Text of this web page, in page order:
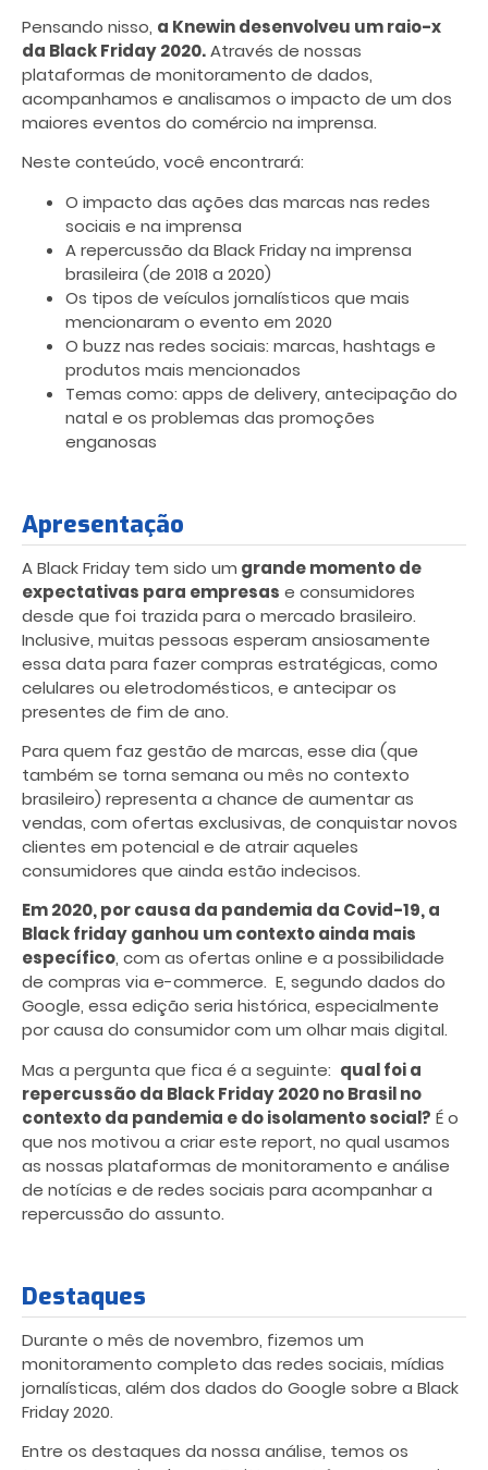
Pensando nisso, a Knewin desenvolveu um raio-x
da Black Friday 2020.Através de nossas
plataformas de monitoramento de dados,
acompanhamos e analisamos o impacto de um dos
maiores eventos do comércio na imprensa.
Neste conteúdo, você encontrará:
O impacto das ações das marcas nas redes
sociais e na imprensa
A repercussão da Black Friday na imprensa
brasileira (de 2018 a 2020)
Os tipos de veículos jornalísticos que mais
mencionaram o evento em 2020
O buzz nas redes sociais: marcas, hashtags e
produtos mais mencionados
Temas como: apps de delivery, antecipação do
natal e os problemas das promoções
enganosas
Apresentação
A Black Friday tem sido um grande momento de
expectativas para empresas e consumidores
desde que foi trazida para o mercado brasileiro.
Inclusive, muitas pessoas esperam ansiosamente
essa data para fazer compras estratégicas, como
celulares ou eletrodomésticos, e antecipar os
presentes de fim de ano.
Para quem faz gestão de marcas, esse dia (que
também se torna semana ou mês no contexto
brasileiro) representa a chance de aumentar as
vendas, com ofertas exclusivas, de conquistar novos
clientes em potencial e de atrair aqueles
consumidores que ainda estão indecisos.
Em 2020, por causa da pandemia da Covid-19, a
Black friday ganhou um contexto ainda mais
específico, com as ofertas online e a possibilidade
de compras via e-commerce. E, segundo dados do
Google, essa edição seria histórica, especialmente
por causa do consumidor com um olhar mais digital.
Mas a pergunta que fica é a seguinte: qual foi a
repercussão da Black Friday 2020 no Brasil no
contexto da pandemia e do isolamento social? É o
que nos motivou a criar este report, no qual usamos
as nossas plataformas de monitoramento e análise
de notícias e de redes sociais para acompanhar a
repercussão do assunto.
Destaques
Durante o mês de novembro, fizemos um
monitoramento completo das redes sociais, mídias
jornalísticas, além dos dados do Google sobre a Black
Friday 2020.
Entre os destaques da nossa análise, temos os